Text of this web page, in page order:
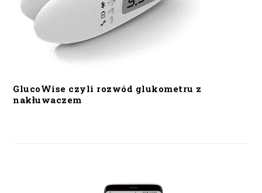
GlucoWise czyli rozwód glukometru z
nakłuwaczem